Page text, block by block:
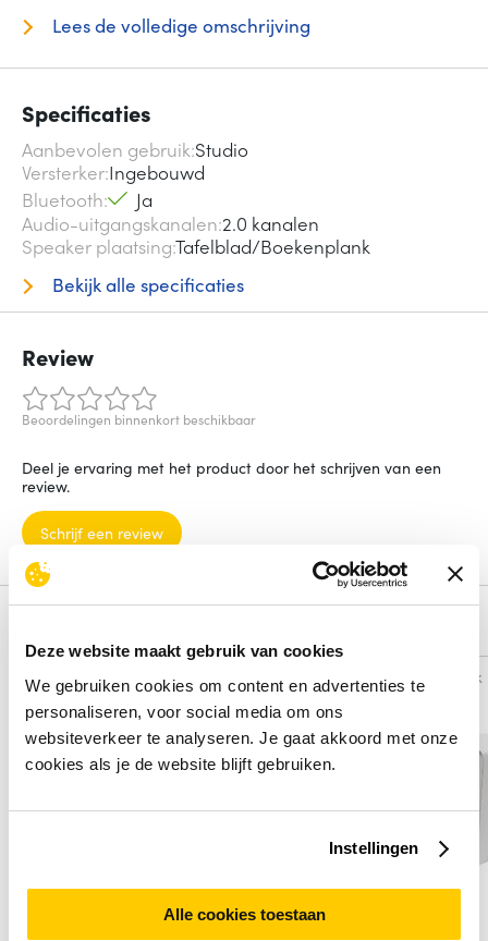
Deze website maakt gebruik van cookies
We gebruiken cookies om content en advertenties te
personaliseren, voor social media om ons
websiteverkeer te analyseren. Je gaat akkoord met onze
cookies als je de website blijft gebruiken.
Instellingen
Alle cookies toestaan
Lees de volledige omschrijving
Specificaties
Aanbevolen gebruik Studio
Versterker Ingebouwd
Bluetooth
Ja
Audio-uitgangskanalen 2.0 kanalen
Speaker plaatsingTafelblad/Boekenplank
Bekijk alle specificaties
Review
Beoordelingen binnenkort beschikbaar
Deel je ervaring met het product door het schrijven van een
review.
Schrijf een review
Vergelijk Vergelijk